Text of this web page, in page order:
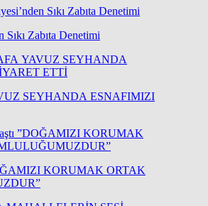
Sıkı Zabıta Denetimi
SEYHANDA ESNAFIMIZI
KORUMAK ORTAK